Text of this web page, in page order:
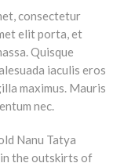
consectetur
elit porta, et
Quisque
iaculis eros
maximus. Mauris
nec.